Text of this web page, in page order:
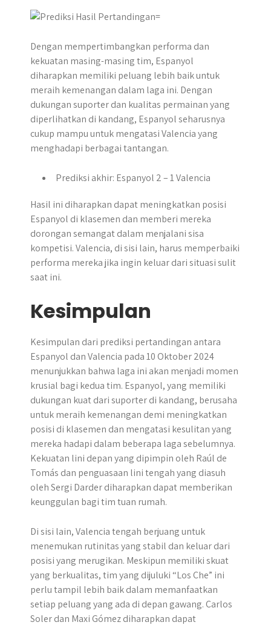
​Dengan mempertimbangkan performa dan
kekuatan masing-masing tim, Espanyol
diharapkan memiliki peluang lebih baik untuk
meraih kemenangan dalam laga ini.​ Dengan
dukungan suporter dan kualitas permainan yang
diperlihatkan di kandang, Espanyol seharusnya
cukup mampu untuk mengatasi Valencia yang
menghadapi berbagai tantangan.
Prediksi akhir: Espanyol 2 – 1 Valencia
Hasil ini diharapkan dapat meningkatkan posisi
Espanyol di klasemen dan memberi mereka
dorongan semangat dalam menjalani sisa
kompetisi. Valencia, di sisi lain, harus memperbaiki
performa mereka jika ingin keluar dari situasi sulit
saat ini.
Kesimpulan
Kesimpulan dari prediksi pertandingan antara
Espanyol dan Valencia pada 10 Oktober 2024
menunjukkan bahwa laga ini akan menjadi momen
krusial bagi kedua tim. Espanyol, yang memiliki
dukungan kuat dari suporter di kandang, berusaha
untuk meraih kemenangan demi meningkatkan
posisi di klasemen dan mengatasi kesulitan yang
mereka hadapi dalam beberapa laga sebelumnya.
Kekuatan lini depan yang dipimpin oleh Raúl de
Tomás dan penguasaan lini tengah yang diasuh
oleh Sergi Darder diharapkan dapat memberikan
keunggulan bagi tim tuan rumah.
Di sisi lain, Valencia tengah berjuang untuk
menemukan rutinitas yang stabil dan keluar dari
posisi yang merugikan. Meskipun memiliki skuat
yang berkualitas, tim yang dijuluki “Los Che” ini
perlu tampil lebih baik dalam memanfaatkan
setiap peluang yang ada di depan gawang. Carlos
Soler dan Maxi Gómez diharapkan dapat